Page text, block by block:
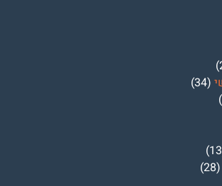
(34)
(28)